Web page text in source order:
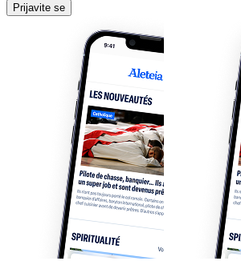
Prijavite se